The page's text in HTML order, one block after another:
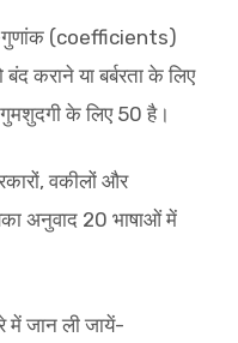
गुणांक (coefficients)
कराने या बर्बरता के लिए
के लिए 50 है।
वकीलों और
अनुवाद 20 भाषाओं में
में जान ली जायें-